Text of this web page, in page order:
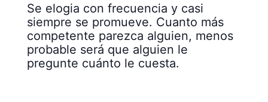
Se elogia con frecuencia y casi
siempre se promueve. Cuanto más
competente parezca alguien, menos
probable será que alguien le
pregunte cuánto le cuesta.